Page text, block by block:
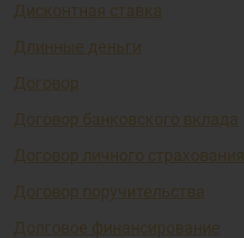
Дисконтная ставка
Длинные деньги
Договор
Договор банковского вклада
Договор личного страхования
Договор поручительства
Долговое финансирование